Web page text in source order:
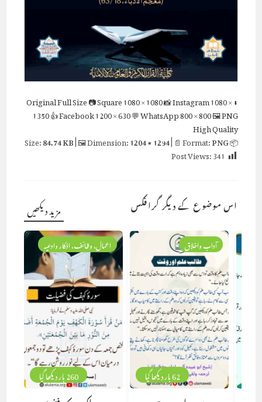
⬇ Original
Full Size📷 Square1080 × 1080📸 Instagram1080 ×
1350👍 Facebook1200 × 630💬 WhatsApp800 × 800🖼 PNG
High Quality
📦 Size:
84.74 KB| 🖼 Dimension:1204 × 1294| 📄 Format:PNG
Post Views:341
اس موضوع کے دیگر گرافکس مزید دیکھیں
62 بار دیکھا گیا
آداب واخلاق
260 بار دیکھا گیا
اعمال، وظائف، اذکار وادعیہ